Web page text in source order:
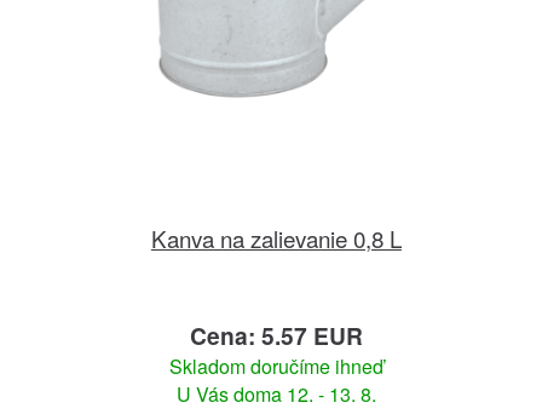
Kanva na zalievanie 0,8 L
Cena: 5.57 EUR
Skladom doručíme ihneď
U Vás doma 12. - 13. 8.